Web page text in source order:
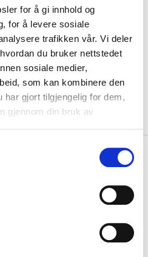
for å gi innhold og
for å levere sosiale
trafikken vår. Vi deler
du bruker nettstedet
sosiale medier,
som kan kombinere den
har gjort tilgjengelig for dem,
gjennom din bruk av
Størrelsesguide
▾
KLIKK & HENT
ikke på lager
over 1300,-.
+